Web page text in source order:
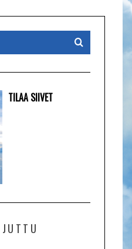
TILAA SIIVET